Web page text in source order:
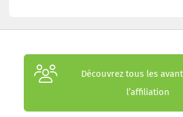
Découvrez tous les
l’affiliation